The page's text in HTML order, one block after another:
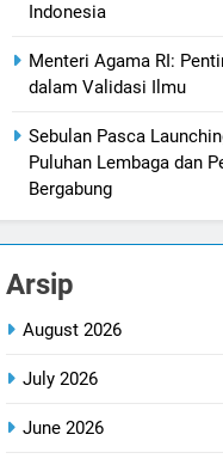
Indonesia
Menteri Agama RI:
dalam Validasi Ilmu
Sebulan Pasca
Puluhan Lembaga dan
Bergabung
Arsip
August 2026
July 2026
June 2026